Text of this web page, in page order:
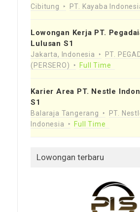
Cibitung PT. Kayaba
Lowongan Kerja PT.
Lulusan S1
Jakarta, Indonesia
PT.
(PERSERO)
Full Time
Karier Area PT. Nestle
S1
Balaraja Tangerang
PT.
Indonesia
Full Time
Lowongan terbaru